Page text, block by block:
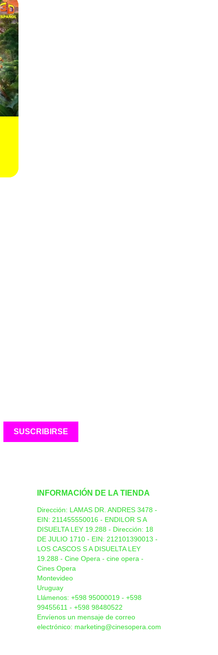
INFORMACIÓN DE LA TIENDA
Dirección: LAMAS DR. ANDRES 3478 -
EIN: 211455550016 - ENDILOR S A
DISUELTA LEY 19.288 - Dirección: 18
DE JULIO 1710 - EIN: 212101390013 -
LOS CASCOS S A DISUELTA LEY
19.288 - Cine Opera - cine opera -
Cines Opera
Montevideo
Uruguay
Llámenos: +598 95000019 - +598
99455611 - +598 98480522
Envíenos un mensaje de correo
electrónico: marketing@cinesopera.com